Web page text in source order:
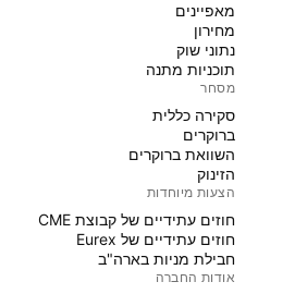
מאפיינים
מחירון
נתוני שוק
תוכניות מתנה
מסחר
סקירה כללית
ברוקרים
השוואת ברוקרים
הזינוק
הצעות מיוחדות
חוזים עתידיים של קבוצת CME
חוזים עתידיים של Eurex
חבילת מניות בארה"ב
אודות החברה